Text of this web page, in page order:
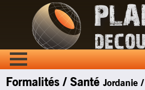
Formalités / SantéJordanie